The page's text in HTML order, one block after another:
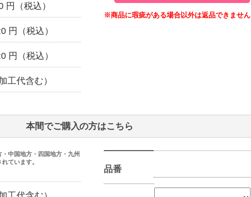
円（税込）
0円（税込）
0円（税込）
工代含む）
※商品に瑕疵がある場合以外は返品できません
本間でご購入の方はこちら
中国地方・四国地方・九州
ています。
品番